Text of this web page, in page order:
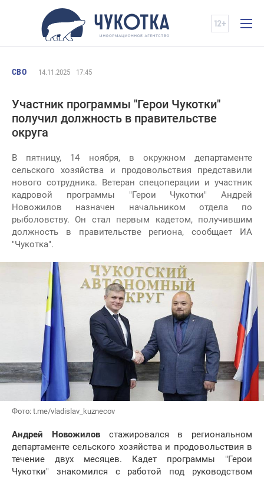
СВО 14.11.2025 17:45
Участник программы "Герои Чукотки"
получил должность в правительстве
округа
В пятницу, 14 ноября, в окружном департаменте
сельского хозяйства и продовольствия представили
нового сотрудника. Ветеран спецоперации и участник
кадровой программы "Герои Чукотки" Андрей
Новожилов назначен начальником отдела по
рыболовству. Он стал первым кадетом, получившим
должность в правительстве региона, сообщает ИА
"Чукотка".
Фото: t.me/vladislav_kuznecov
Андрей Новожиловстажировался в региональном
департаменте сельского хозяйства и продовольствия в
течение двух месяцев. Кадет программы "Герои
Чукотки" знакомился с работой под руководством